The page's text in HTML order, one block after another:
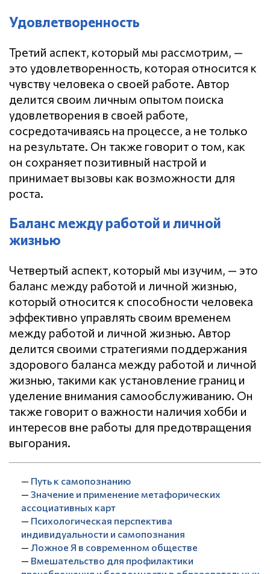
Удовлетворенность
Третий аспект, который мы рассмотрим, —
это удовлетворенность, которая относится к
чувству человека о своей работе. Автор
делится своим личным опытом поиска
удовлетворения в своей работе,
сосредотачиваясь на процессе, а не только
на результате. Он также говорит о том, как
он сохраняет позитивный настрой и
принимает вызовы как возможности для
роста.
Баланс между работой и личной
жизнью
Четвертый аспект, который мы изучим, — это
баланс между работой и личной жизнью,
который относится к способности человека
эффективно управлять своим временем
между работой и личной жизнью. Автор
делится своими стратегиями поддержания
здорового баланса между работой и личной
жизнью, такими как установление границ и
уделение внимания самообслуживанию. Он
также говорит о важности наличия хобби и
интересов вне работы для предотвращения
выгорания.
— Путь к самопознанию
— Значение и применение метафорических
ассоциативных карт
— Психологическая перспектива
индивидуальности и самопознания
— Ложное Я в современном обществе
— Вмешательство для профилактики